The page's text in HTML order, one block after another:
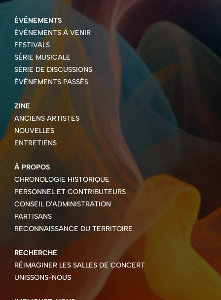
ÉVÉNEMENTS
ÉVÉNEMENTS À VENIR
FESTIVALS
SÉRIE MUSICALE
SÉRIE DE DISCUSSIONS
ÉVÉNEMENTS PASSÉS
ZINE
ANCIENS ARTISTES
NOUVELLES
ENTRETIENS
À PROPOS
CHRONOLOGIE HISTORIQUE
PERSONNEL ET CONTRIBUTEURS
CONSEIL D'ADMINISTRATION
PARTISANS
RECONNAISSANCE DU TERRITOIRE
RECHERCHE
RÉIMAGINER LES SALLES DE CONCERT
UNISSONS-NOUS